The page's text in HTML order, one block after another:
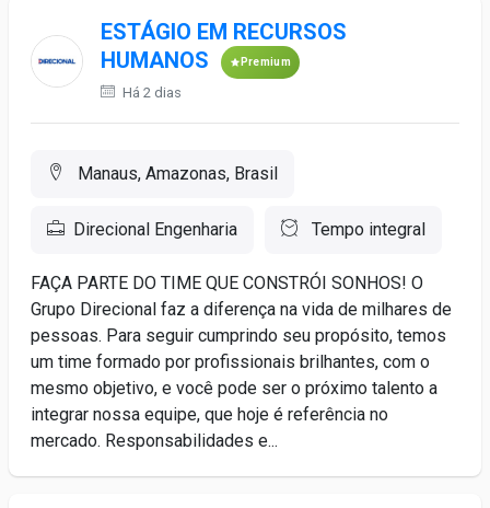
ESTÁGIO EM RECURSOS
HUMANOS
Premium
Há 2 dias
Manaus, Amazonas, Brasil
Direcional Engenharia Tempo integral
FAÇA PARTE DO TIME QUE CONSTRÓI SONHOS! O
Grupo Direcional faz a diferença na vida de milhares de
pessoas. Para seguir cumprindo seu propósito, temos
um time formado por profissionais brilhantes, com o
mesmo objetivo, e você pode ser o próximo talento a
integrar nossa equipe, que hoje é referência no
mercado. Responsabilidades e...